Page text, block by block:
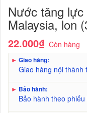
Nước tăng
Malaysia, lon
22.000₫ Còn hàng
► Giao hàng:
Giao hàng nội thành
► Bảo hành:
Bảo hành theo